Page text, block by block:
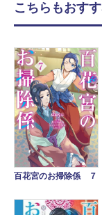
こちらもおす
百花宮のお掃除係 ７